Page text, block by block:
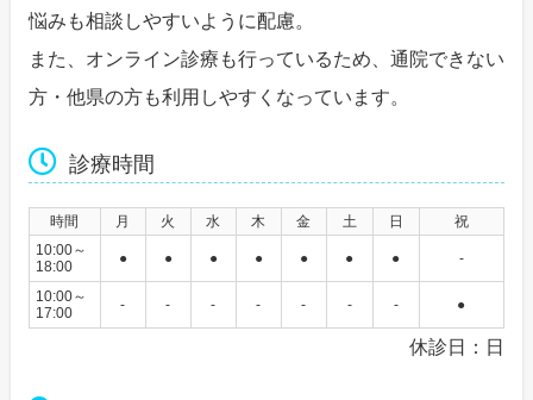
悩みも相談しやすいように配慮。
また、オンライン診療も行っているため、通院できない
方・他県の方も利用しやすくなっています。
診療時間
時間 月 火 水 木 金 土 日
祝
10:00～
18:00
● ● ● ● ● ● ● -
10:00～
17:00
- - - - - - - ●
休診日：日